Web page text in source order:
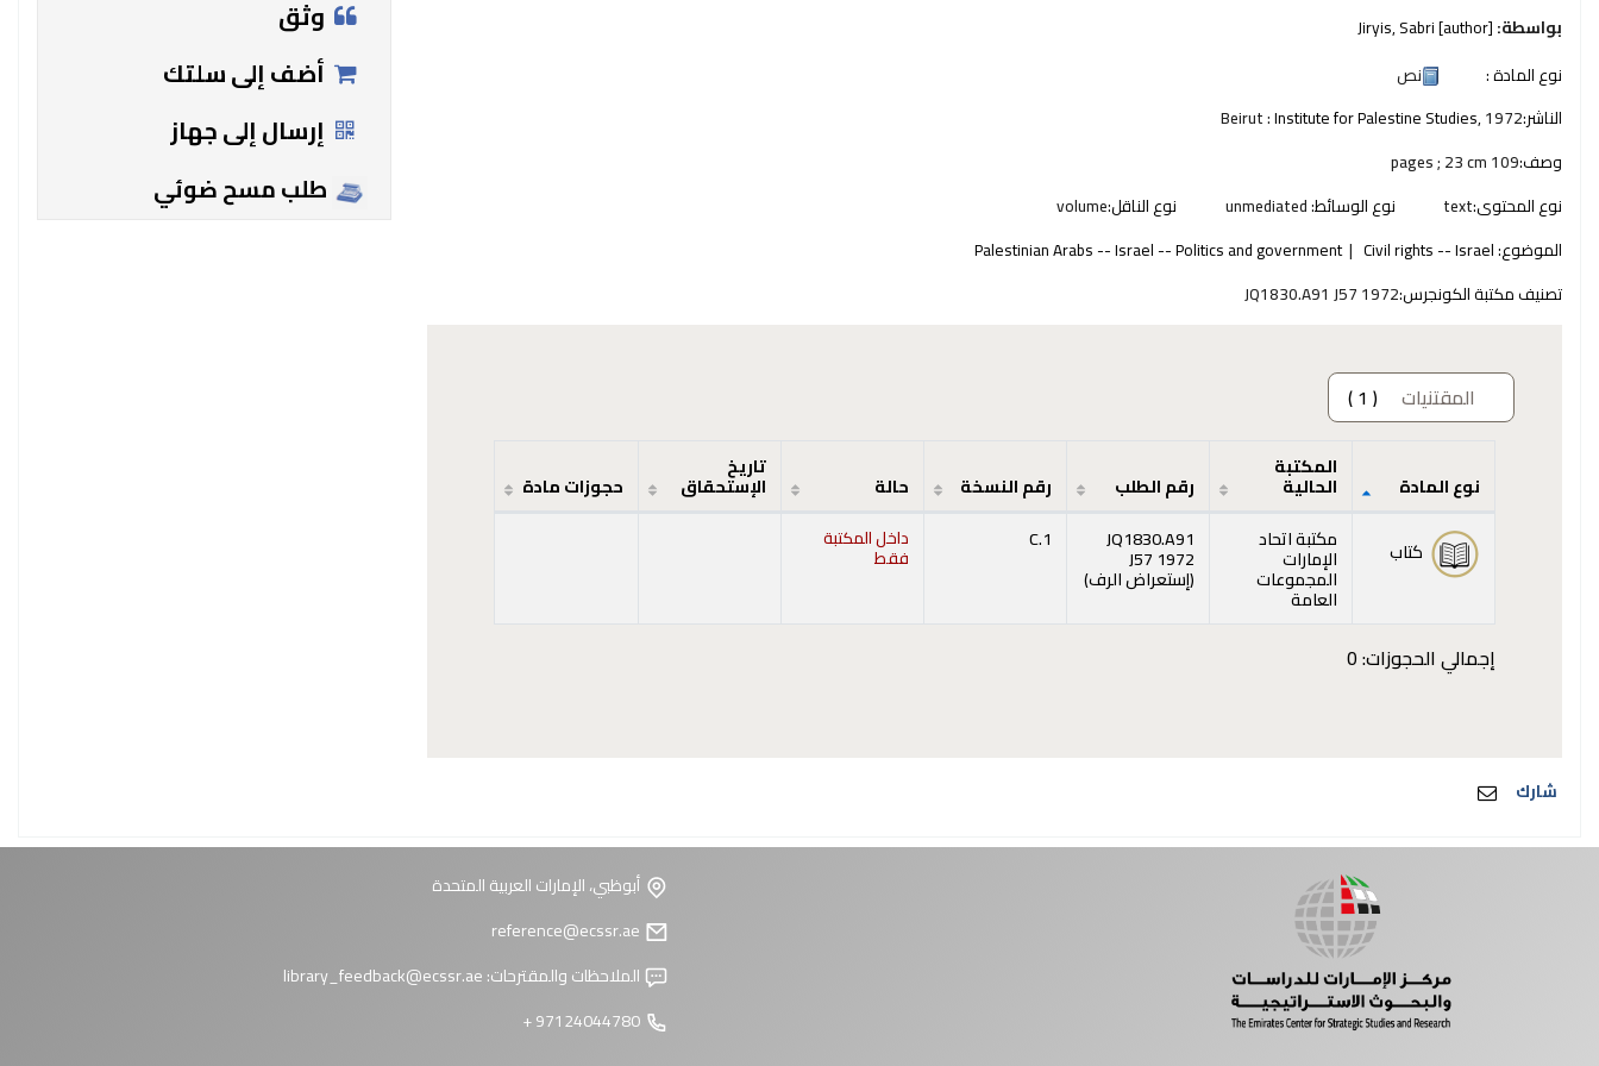
بواسطة: Jiryis, Sabri[author]
نوع المادة :
نص
الناشر:
Beirut :Institute for Palestine Studies,1972
وصف:109 pages ; 23 cm
نوع المحتوى:text نوع الوسائط:unmediated نوع الناقل:volume
الموضوع:Civil rights -- Israel
Palestinian Arabs -- Israel -- Politics and government
تصنيف مكتبة الكونجرس:JQ1830.A91 J57 1972
المقتنيات ( 1 )
المقتنيات
نوع المادة
المكتبة
الحالية رقم الطلب رقم النسخة حالة
تاريخ
الإستحقاق حجوزات مادة
كتاب مكتبة اتحاد
الإمارات
المجموعات
العامة
JQ1830.A91
J57 1972
(إستعراض الرف(يفتح أدناه)
)
C.1 داخل المكتبة
فقط
إجمالي الحجوزات: 0
وثق
أضف إلى سلتك
إرسال إلى جهاز
طلب مسح ضوئي
شارك
أبوظبي، الإمارات العربية المتحدة
الملاحظات والمقترحات:library_feedback@ecssr.ae